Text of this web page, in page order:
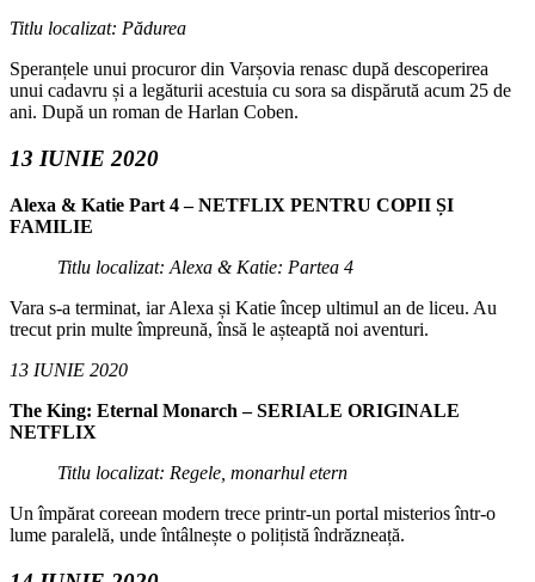
Titlu localizat: Pădurea
Speranțele unui procuror din Varșovia renasc după descoperirea
unui cadavru și a legăturii acestuia cu sora sa dispărută acum 25 de
ani. După un roman de Harlan Coben.
13 IUNIE 2020
Alexa & Katie Part 4 – NETFLIX PENTRU COPII ȘI
FAMILIE
Titlu localizat: Alexa & Katie: Partea 4
Vara s-a terminat, iar Alexa și Katie încep ultimul an de liceu. Au
trecut prin multe împreună, însă le așteaptă noi aventuri.
13 IUNIE 2020
The King: Eternal Monarch – SERIALE ORIGINALE
NETFLIX
Titlu localizat: Regele, monarhul etern
Un împărat coreean modern trece printr-un portal misterios într-o
lume paralelă, unde întâlnește o polițistă îndrăzneață.